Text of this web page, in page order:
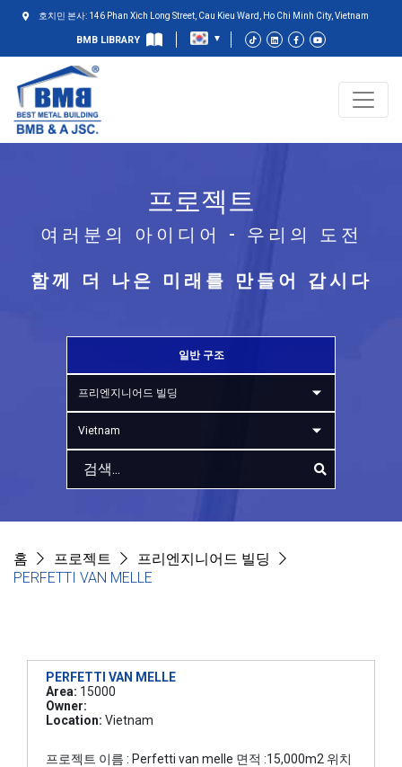
호치민 본사: 146 Phan Xich Long Street, Cau Kieu Ward, Ho Chi Minh City, Vietnam
BMB LIBRARY
프로젝트
여러분의 아이디어 - 우리의 도전
함께 더 나은 미래를 만들어 갑시다
일반 구조
프리엔지니어드 빌딩
Vietnam
홈 프로젝트
프리엔지니어드 빌딩
PERFETTI VAN MELLE
PERFETTI VAN MELLE
Area: 15000
Owner:
Location: Vietnam
프로젝트 이름 : Perfetti van melle 면적 :15,000m2 위치